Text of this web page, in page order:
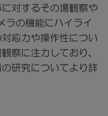
対するその場観察や
ラの機能にハイライ
応力や操作性につい
察に注力しており、
研究についてより詳